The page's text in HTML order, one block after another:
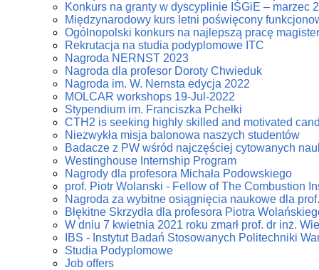
Konkurs na granty w dyscyplinie IŚGiE – marzec
Międzynarodowy kurs letni poświęcony
Ogólnopolski konkurs na najlepszą pracę
Rekrutacja na studia podyplomowe ITC
Nagroda NERNST 2023
Nagroda dla profesor Doroty Chwieduk
Nagroda im. W. Nernsta edycja 2022
MOLCAR workshops 19-Jul-2022
Stypendium im. Franciszka Pchełki
CTH2 is seeking highly skilled and motivated
Niezwykła misja balonowa naszych studentów
Badacze z PW wśród najczęściej cytowanych
Westinghouse Internship Program
Nagrody dla profesora Michała Podowskiego
prof. Piotr Wolanski - Fellow of The Combustion
Nagroda za wybitne osiągnięcia naukowe dla
Błękitne Skrzydła dla profesora Piotra
W dniu 7 kwietnia 2021 roku zmarł prof. dr inż.
IBS - Instytut Badań Stosowanych Politechniki
Studia Podyplomowe
Job offers